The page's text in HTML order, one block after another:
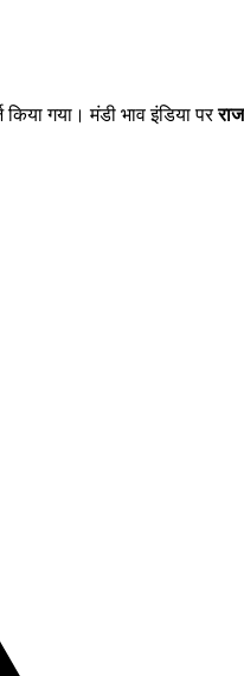
गया। मंडी भाव इंडिया पर